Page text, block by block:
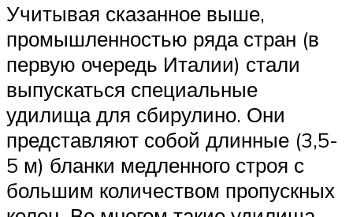
Учитывая сказанное выше,
промышленностью ряда стран (в
первую очередь Италии) стали
выпускаться специальные
удилища для сбирулино. Они
представляют собой длинные (3,5-
5 м) бланки медленного строя с
большим количеством пропускных